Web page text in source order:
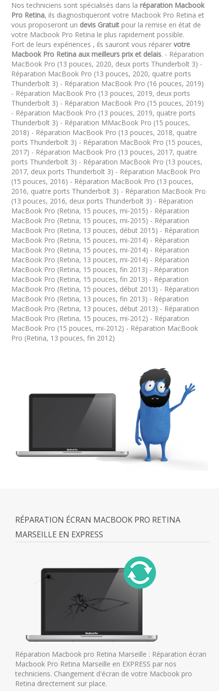
Nos techniciens sont spécialisés dans la réparation Macbook
Pro Retina, ils diagnostiqueront votre Macbook Pro Retina et
vous proposeront un devis Gratuitpour la remise en état de
votre Macbook Pro Retina le plus rapidement possible.
Fort de leurs expériences , ils sauront vous réparer votre
Macbook Pro Retina aux meilleurs prix et delais. - Réparation
MacBook Pro (13 pouces, 2020, deux ports Thunderbolt 3) -
Réparation MacBook Pro (13 pouces, 2020, quatre ports
Thunderbolt 3) - Réparation MacBook Pro (16 pouces, 2019)
- Réparation MacBook Pro (13 pouces, 2019, deux ports
Thunderbolt 3) - Réparation MacBook Pro (15 pouces, 2019)
- Réparation MacBook Pro (13 pouces, 2019, quatre ports
Thunderbolt 3) - Réparation MMacBook Pro (15 pouces,
2018) - Réparation MacBook Pro (13 pouces, 2018, quatre
ports Thunderbolt 3) - Réparation MacBook Pro (15 pouces,
2017) - Réparation MacBook Pro (13 pouces, 2017, quatre
ports Thunderbolt 3) - Réparation MacBook Pro (13 pouces,
2017, deux ports Thunderbolt 3) - Réparation MacBook Pro
(15 pouces, 2016) - Réparation MacBook Pro (13 pouces,
2016, quatre ports Thunderbolt 3) - Réparation MacBook Pro
(13 pouces, 2016, deux ports Thunderbolt 3) - Réparation
MacBook Pro (Retina, 15 pouces, mi-2015) - Réparation
MacBook Pro (Retina, 15 pouces, mi-2015) - Réparation
MacBook Pro (Retina, 13 pouces, début 2015) - Réparation
MacBook Pro (Retina, 15 pouces, mi-2014) - Réparation
MacBook Pro (Retina, 15 pouces, mi-2014) - Réparation
MacBook Pro (Retina, 13 pouces, mi-2014) - Réparation
MacBook Pro (Retina, 15 pouces, fin 2013) - Réparation
MacBook Pro (Retina, 15 pouces, fin 2013) - Réparation
MacBook Pro (Retina, 15 pouces, début 2013) - Réparation
MacBook Pro (Retina, 13 pouces, fin 2013) - Réparation
MacBook Pro (Retina, 13 pouces, début 2013) - Réparation
MacBook Pro (Retina, 15 pouces, mi-2012) - Réparation
MacBook Pro (15 pouces, mi-2012) - Réparation MacBook
Pro (Retina, 13 pouces, fin 2012)
RÉPARATION ÉCRAN MACBOOK PRO RETINA
MARSEILLE EN EXPRESS
Réparation Macbook pro Retina Marseille : Réparation écran
Macbook Pro Retina Marseille en EXPRESS par nos
techniciens. Changement d'écran de votre Macbook pro
Retina directement sur place.